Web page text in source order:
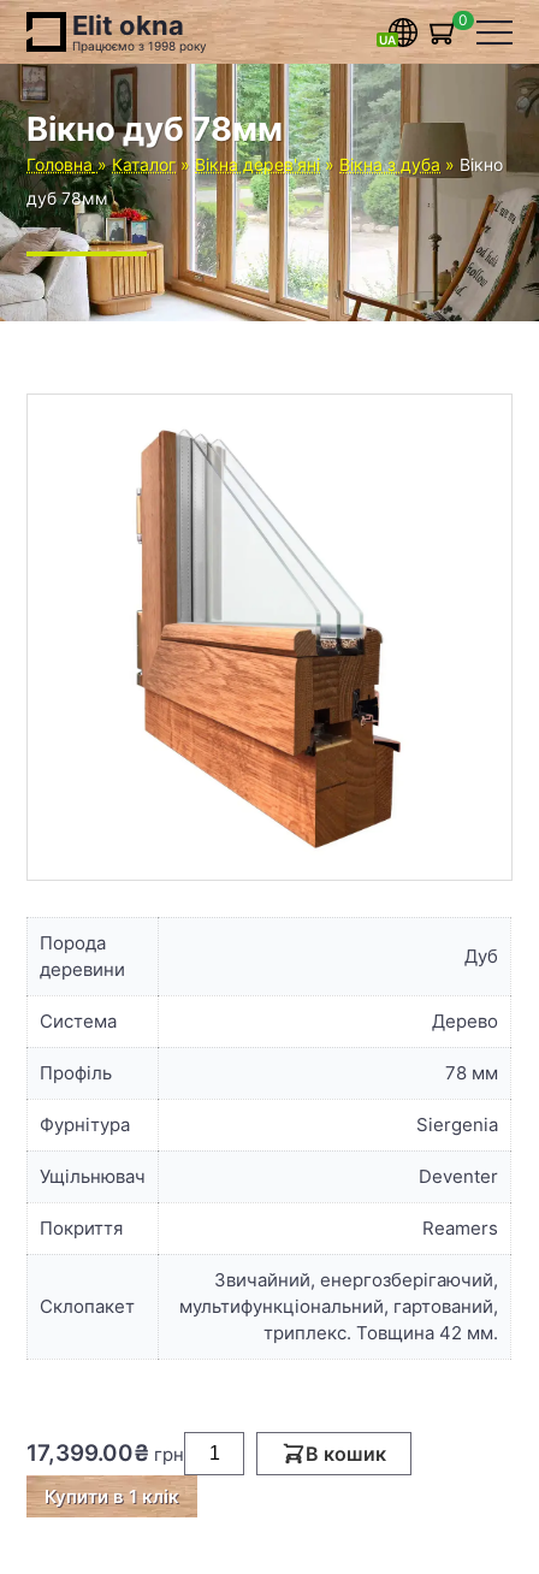
Elit okna
Працюємо з 1998 року
0
Вікно дуб 78мм
Головна Каталог Вікна дерев'яні Вікна з дуба
Вікно
дуб 78мм
Порода
деревини
Дуб
Система Дерево
Профіль 78 мм
Фурнітура Siergenia
Ущільнювач Deventer
Покриття Reamers
Склопакет
Звичайний, енергозберігаючий,
мультифункціональний, гартований,
триплекс. Товщина 42 мм.
17,399.00₴ В кошик
Купити в 1 клік